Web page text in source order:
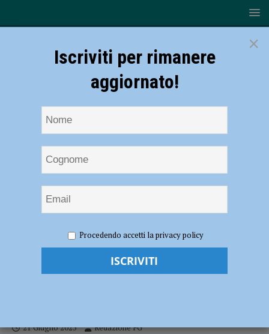
scooter si schianta contro un’auto in via Cella, grave un uomo di 35
Con lo scooter si schianta contro un’auto
21 Giugno 2025 Redazione FG
×
Iscriviti per rimanere
aggiornato!
Procedendo accetti la privacy policy